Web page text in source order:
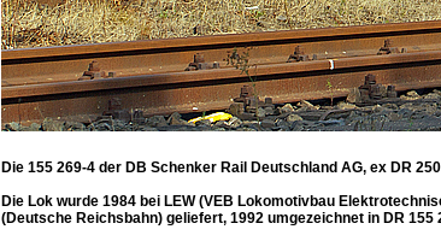
Die 155 269-4 der DB Schenker Rail Deutschland AG, ex DR
Die Lok wurde 1984 bei LEW (VEB Lokomotivbau
(Deutsche Reichsbahn) geliefert, 1992 umgezeichnet in DR 155